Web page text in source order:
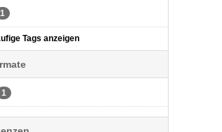
1
Tags anzeigen
1